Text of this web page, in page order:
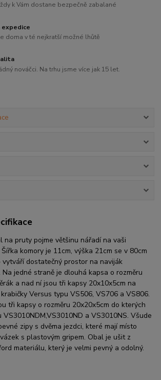
k Vám dostane bezpečně zabalané
expedice
doma v té nejkratší možné lhůtě
nováčci. Na trhu jsme více jak 15 let.
na pruty pojme většinu nářadí na vaši
komory je 11cm, výška 21cm se v 80cm
vytváří dostatečný prostor na naviják
jedné straně je dlouhá kapsa o rozměru
a nad ní jsou tři kapsy 20x10x5cm na
Versus typu VS506, VS706 a VS806.
tři kapsy o rozměru 20x20x5cm do kterých
VS3010NDM,VS3010ND a VS3010NS. Všude
zipy s dvěma jezdci, které mají místo
s plastovým gripem. Obal je ušit z
materiálu, který je velmi pevný a odolný.